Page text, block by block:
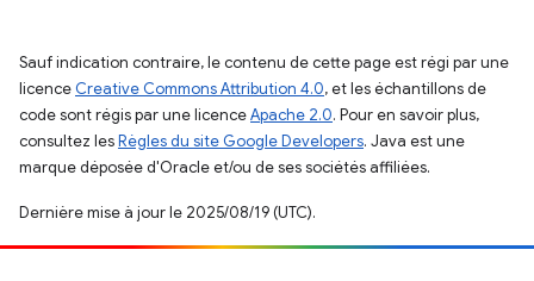
Sauf indication contraire, le contenu de cette page est régi par une
licence Creative Commons Attribution 4.0, et les échantillons de
code sont régis par une licenceApache 2.0. Pour en savoir plus,
consultez lesRègles du site Google Developers. Java est une
marque déposée d'Oracle et/ou de ses sociétés affiliées.
Dernière mise à jour le 2025/08/19 (UTC).